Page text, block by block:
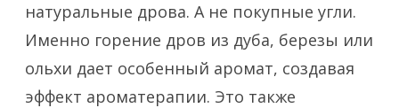
натуральные дрова. А не покупные угли.
Именно горение дров из дуба, березы или
ольхи дает особенный аромат, создавая
эффект ароматерапии. Это также